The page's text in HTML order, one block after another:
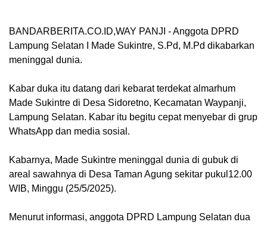
BANDARBERITA.CO.ID,WAY PANJI - Anggota DPRD
Lampung Selatan I Made Sukintre, S.Pd, M.Pd dikabarkan
meninggal dunia.
Kabar duka itu datang dari kebarat terdekat almarhum
Made Sukintre di Desa Sidoretno, Kecamatan Waypanji,
Lampung Selatan. Kabar itu begitu cepat menyebar di grup
WhatsApp dan media sosial.
Kabarnya, Made Sukintre meninggal dunia di gubuk di
areal sawahnya di Desa Taman Agung sekitar pukul12.00
WIB, Minggu (25/5/2025).
Menurut informasi, anggota DPRD Lampung Selatan dua